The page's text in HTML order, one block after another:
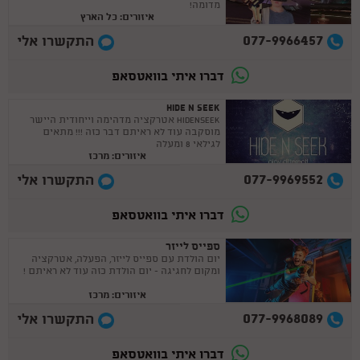
מדומה!
איזורים: כל הארץ
077-9966457 התקשרו אלי
דברו איתי בוואטסאפ
HIDE N SEEK
HIDENSEEK אטרקציה מדהימה וייחודית היישר
מוסקבה עוד לא ראיתם דבר כזה !!! מתאים
לגילאי 8 ומעלה
איזורים: מרכז
077-9969552 התקשרו אלי
דברו איתי בוואטסאפ
ספייס לייזר
יום הולדת עם ספייס לייזר, הפעלה, אטרקציה
ומקום לחגיגה - יום הולדת כזה עוד לא ראיתם !
איזורים: מרכז
077-9968089 התקשרו אלי
דברו איתי בוואטסאפ